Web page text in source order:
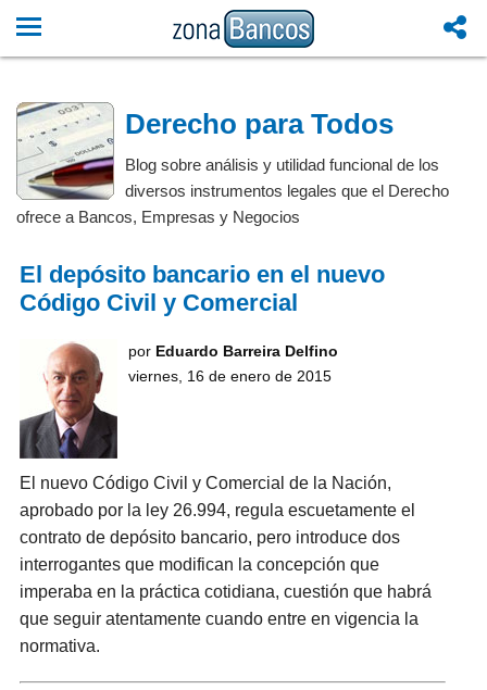
Derecho para Todos
Blog sobre análisis y utilidad funcional de los
diversos instrumentos legales que el Derecho
ofrece a Bancos, Empresas y Negocios
El depósito bancario en el nuevo
Código Civil y Comercial
por Eduardo Barreira Delfino
viernes, 16 de enero de 2015
El nuevo Código Civil y Comercial de la Nación,
aprobado por la ley 26.994, regula escuetamente el
contrato de depósito bancario, pero introduce dos
interrogantes que modifican la concepción que
imperaba en la práctica cotidiana, cuestión que habrá
que seguir atentamente cuando entre en vigencia la
normativa.